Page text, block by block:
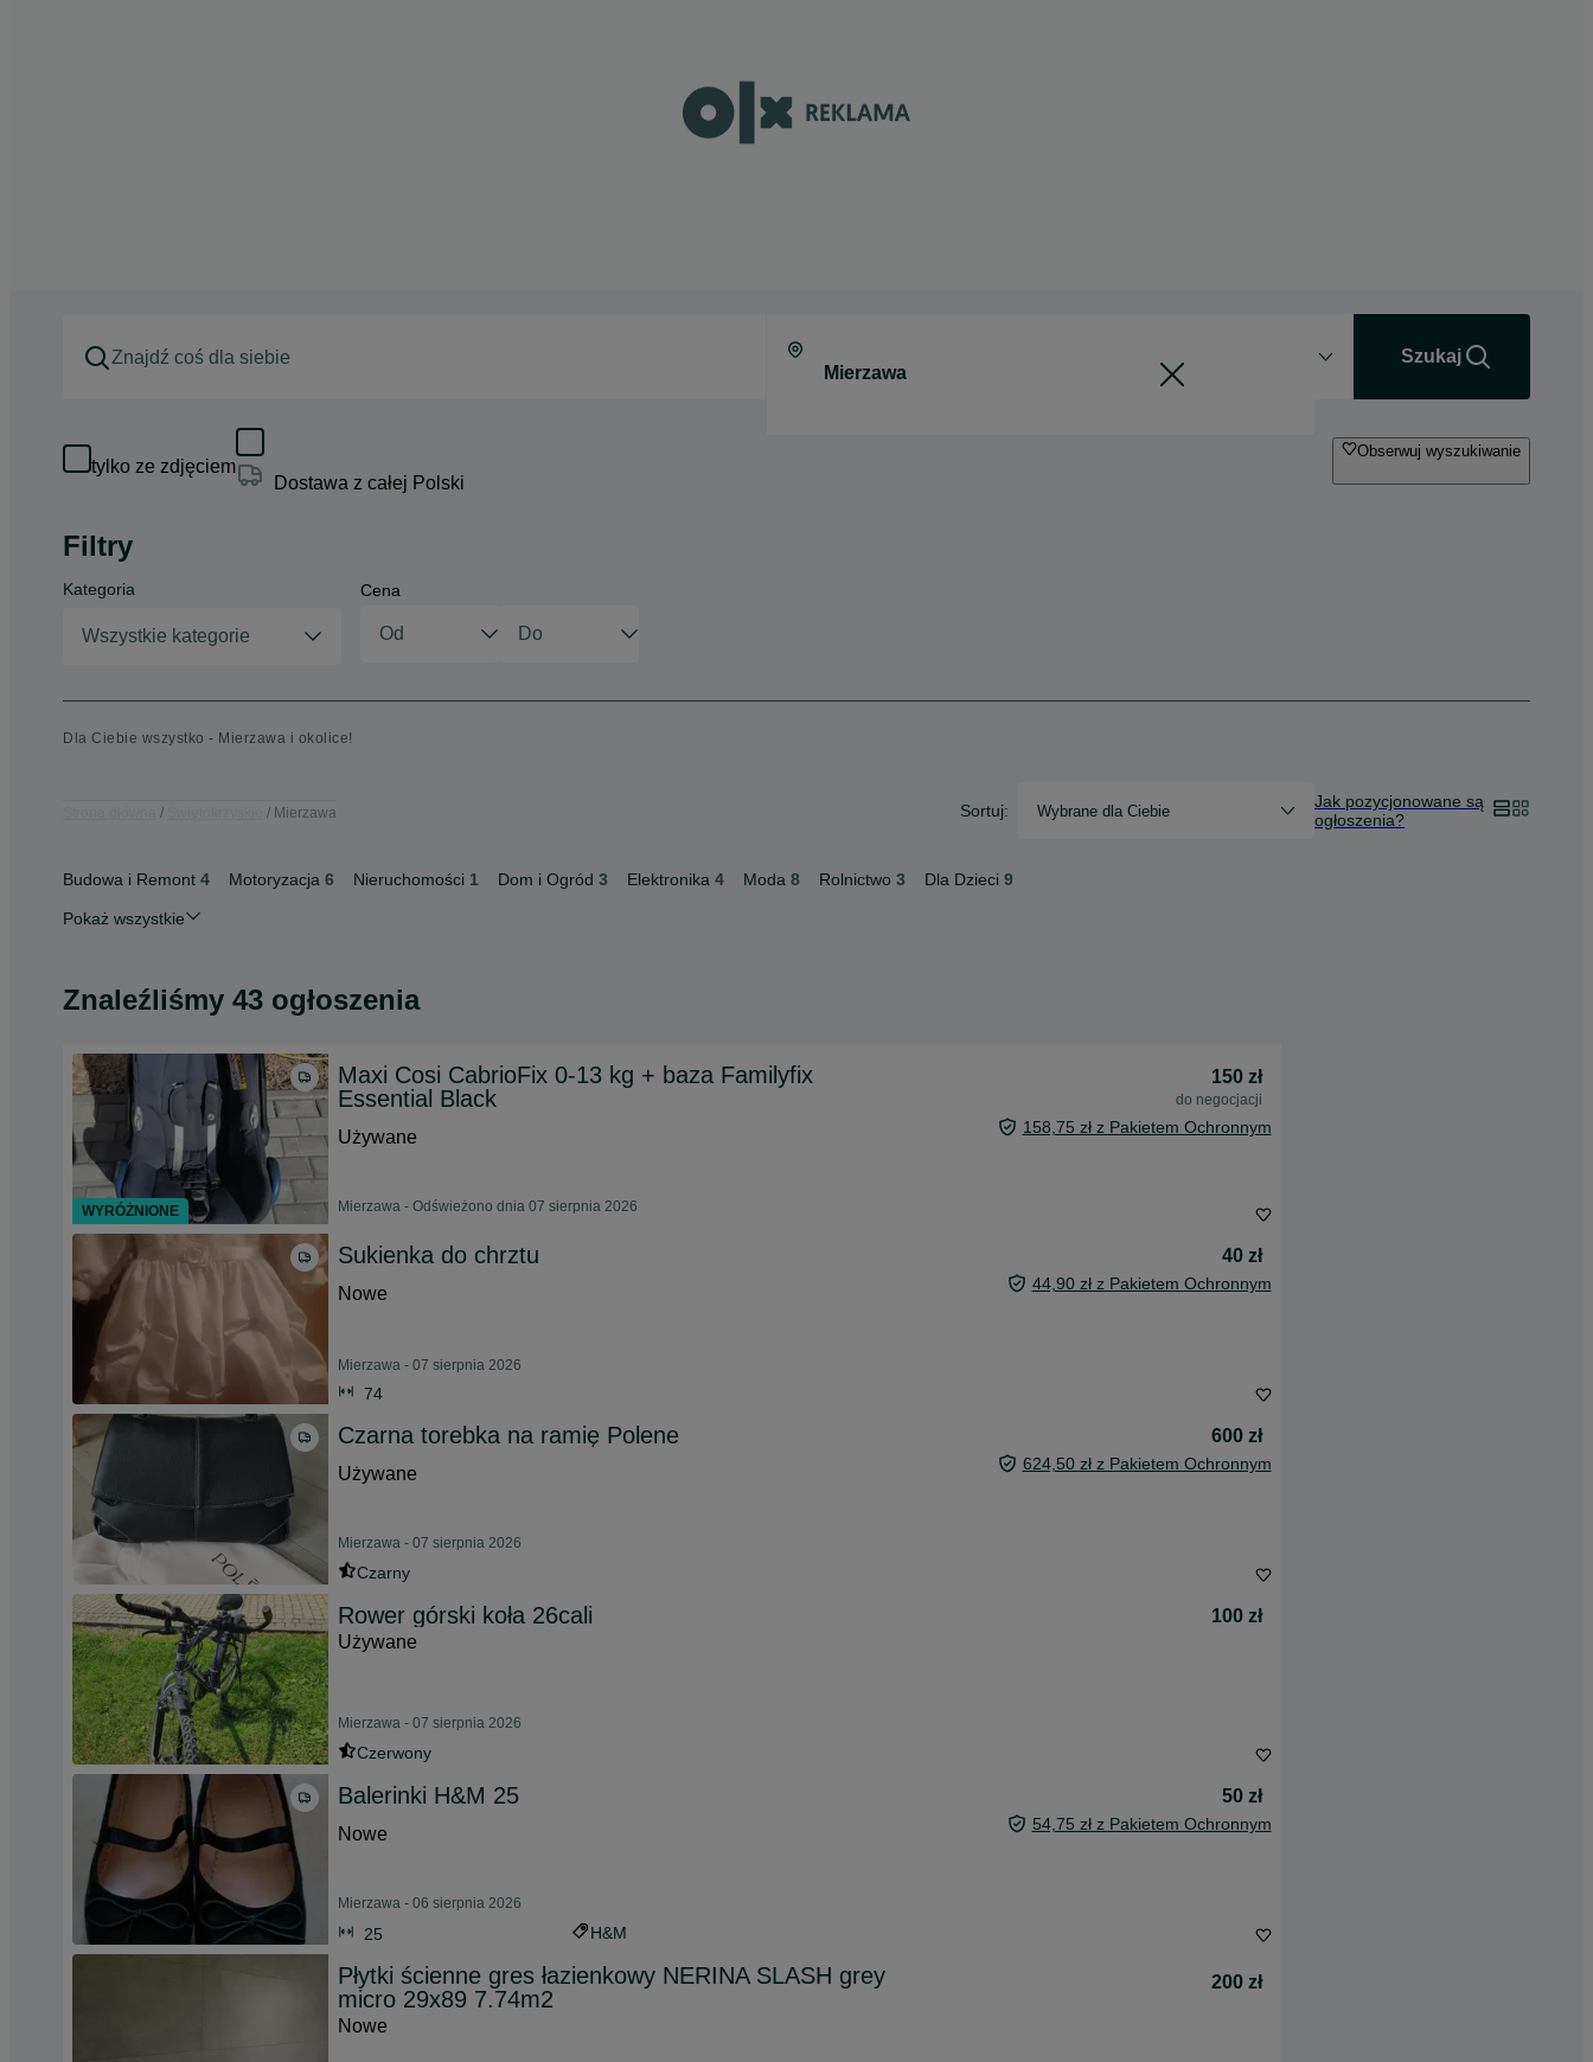
Szukaj
tylko ze zdjęciem
Dostawa z całej Polski
Obserwuj wyszukiwanie
Filtry
Kategoria
Wszystkie kategorie
Cena
Dla Ciebie wszystko - Mierzawa i okolice!
Mierzawa Sortuj: Wybrane dla Ciebie
Jak pozycjonowane są
ogłoszenia?
Budowa i Remont 4 Motoryzacja 6 Nieruchomości 1 Dom i Ogród 3 Elektronika 4 Moda 8 Rolnictwo 3 Dla Dzieci 9
Pokaż wszystkie
Znaleźliśmy 43 ogłoszenia
Maxi Cosi CabrioFix 0-13 kg + baza Familyfix
Essential Black
150 zł
do negocjacji
Używane 158,75 zł z Pakietem Ochronnym
Mierzawa - Odświeżono dnia 07 sierpnia 2026
Sukienka do chrztu
40 zł
Nowe
44,90 zł z Pakietem Ochronnym
Mierzawa - 07 sierpnia 2026
74
Czarna torebka na ramię Polene
600 zł
Używane
624,50 zł z Pakietem Ochronnym
Mierzawa - 07 sierpnia 2026
Czarny
Rower górski koła 26cali
100 zł
Używane
Mierzawa - 07 sierpnia 2026
Czerwony
Balerinki H&M 25
50 zł
Nowe
54,75 zł z Pakietem Ochronnym
Mierzawa - 06 sierpnia 2026
25 H&M
Płytki ścienne gres łazienkowy NERINA SLASH grey
micro 29x89 7.74m2
200 zł
Nowe
WYRÓŻNIONE